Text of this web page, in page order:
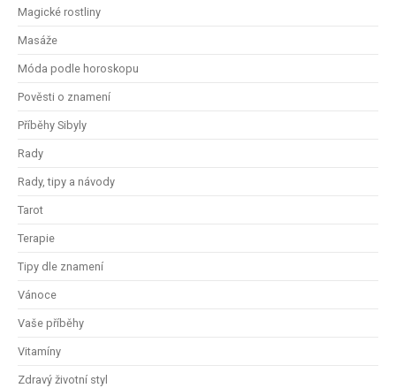
Magické rostliny
Masáže
Móda podle horoskopu
Pověsti o znamení
Příběhy Sibyly
Rady
Rady, tipy a návody
Tarot
Terapie
Tipy dle znamení
Vánoce
Vaše příběhy
Vitamíny
Zdravý životní styl